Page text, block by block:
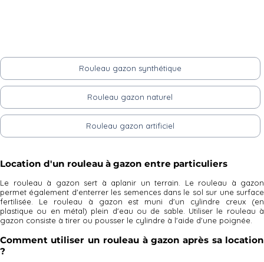
Rouleau gazon synthétique
Rouleau gazon naturel
Rouleau gazon artificiel
Location d'un rouleau à gazon entre particuliers
Le rouleau à gazon sert à aplanir un terrain. Le rouleau à gazon
permet également d'enterrer les semences dans le sol sur une surface
fertilisée. Le rouleau à gazon est muni d'un cylindre creux (en
plastique ou en métal) plein d'eau ou de sable. Utiliser le rouleau à
gazon consiste à tirer ou pousser le cylindre à l'aide d'une poignée.
Comment utiliser un rouleau à gazon après sa location
?